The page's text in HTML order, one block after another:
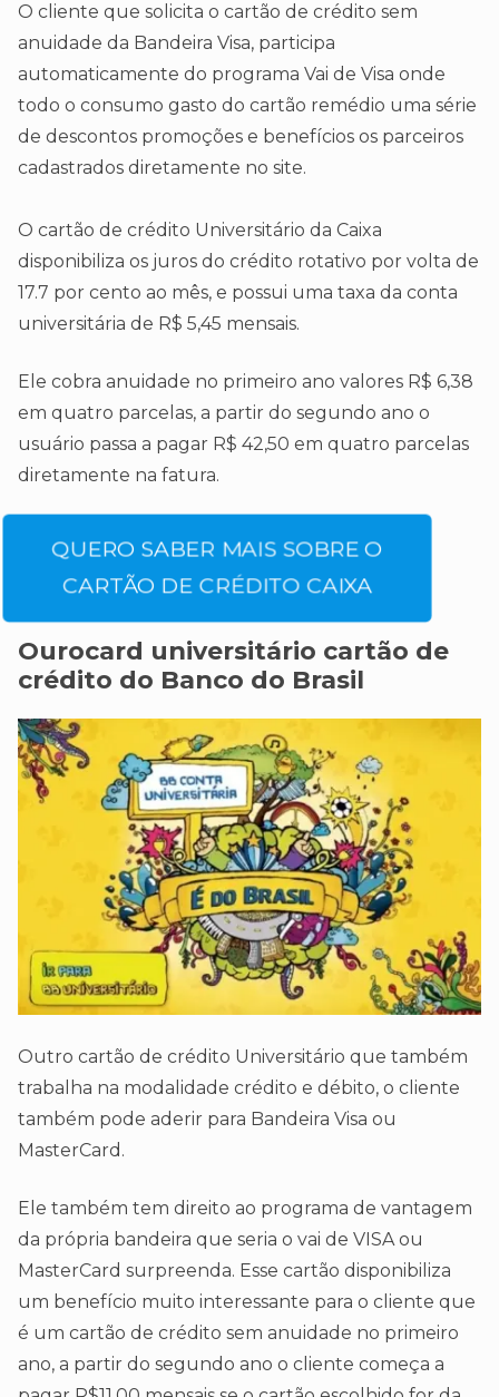
O cliente que solicita o cartão de crédito sem
anuidade da Bandeira Visa, participa
automaticamente do programa Vai de Visa onde
todo o consumo gasto do cartão remédio uma série
de descontos promoções e benefícios os parceiros
cadastrados diretamente no site.
O cartão de crédito Universitário da Caixa
disponibiliza os juros do crédito rotativo por volta de
17.7 por cento ao mês, e possui uma taxa da conta
universitária de R$ 5,45 mensais.
Ele cobra anuidade no primeiro ano valores R$ 6,38
em quatro parcelas, a partir do segundo ano o
usuário passa a pagar R$ 42,50 em quatro parcelas
diretamente na fatura.
QUERO SABER MAIS SOBRE O
CARTÃO DE CRÉDITO CAIXA
Ourocard universitário cartão de
crédito do Banco do Brasil
Outro cartão de crédito Universitário que também
trabalha na modalidade crédito e débito, o cliente
também pode aderir para Bandeira Visa ou
MasterCard.
Ele também tem direito ao programa de vantagem
da própria bandeira que seria o vai de VISA ou
MasterCard surpreenda. Esse cartão disponibiliza
um benefício muito interessante para o cliente que
é um cartão de crédito sem anuidade no primeiro
ano, a partir do segundo ano o cliente começa a